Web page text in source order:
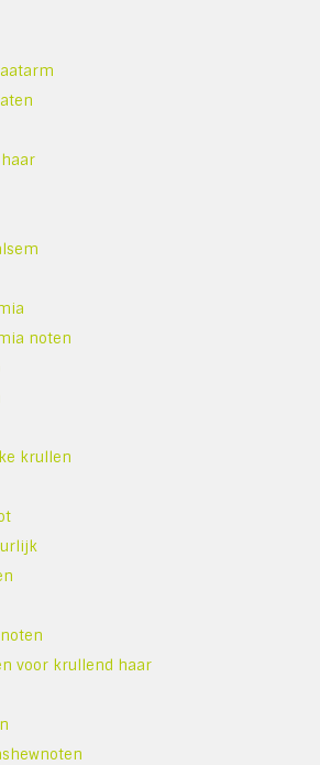
noten
krullen
voor krullend haar